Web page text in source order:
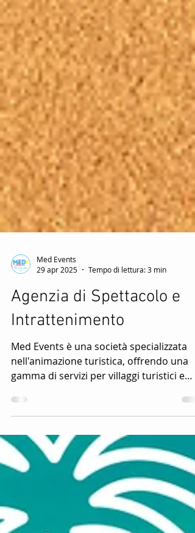
29 apr 2025
Tempo di lettura: 3 min
Agenzia di Spettacolo e
Intrattenimento
Med Events è una società specializzata
gamma di servizi per villaggi turistici e
hotel sia in Italia che all'estero.L'agenzia
animazione turistica Med events si
distingue per la sua vasta operatività su
tutto il territorio nazionale e
internazionale.L'agenzia di animazione
turistica Med events è alla ricerca di 300
animatori turistici per la prossima
stagione estiva 2025